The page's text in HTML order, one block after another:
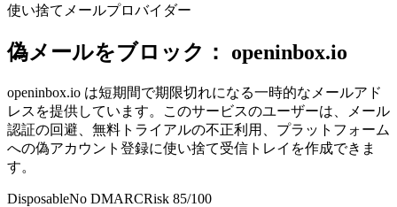
使い捨てメールプロバイダー
偽メールをブロック： openinbox.io
openinbox.io は短期間で期限切れになる一時的なメールアド
レスを提供しています。このサービスのユーザーは、メール
認証の回避、無料トライアルの不正利用、プラットフォーム
への偽アカウント登録に使い捨て受信トレイを作成できま
す。
DisposableNo DMARCRisk 85/100